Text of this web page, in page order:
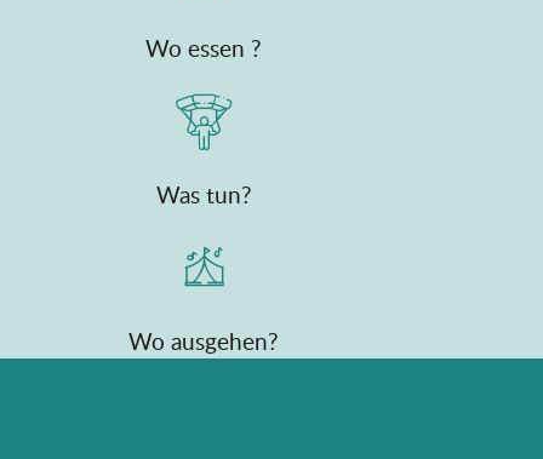
Wo essen ?
Was tun?
Wo ausgehen?